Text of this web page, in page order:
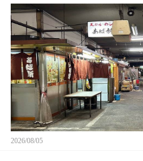
店の立ち退き当日、まさか
2026/08/05